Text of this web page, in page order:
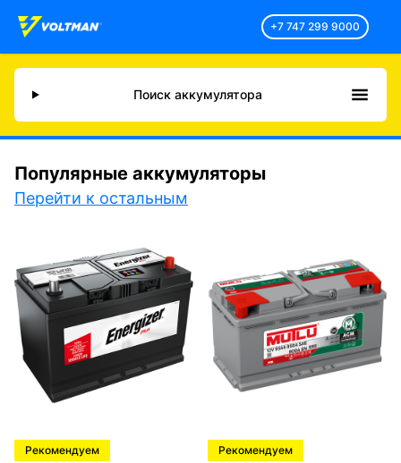
+7 747 299 9000
Поиск аккумулятора
Популярные аккумуляторы
Перейти к остальным
Рекомендуем Рекомендуем